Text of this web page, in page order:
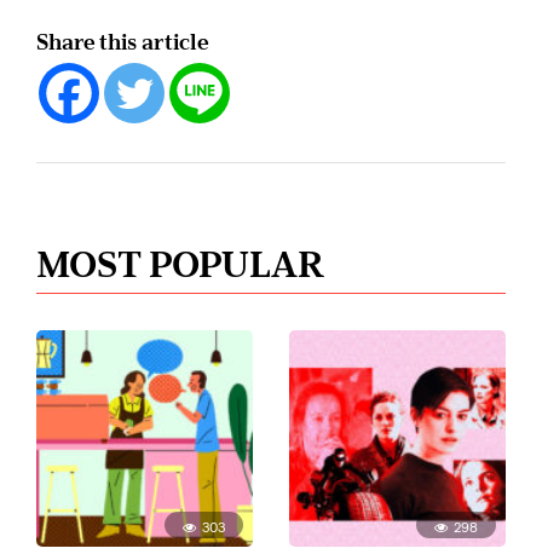
Share this article
MOST POPULAR
303 298